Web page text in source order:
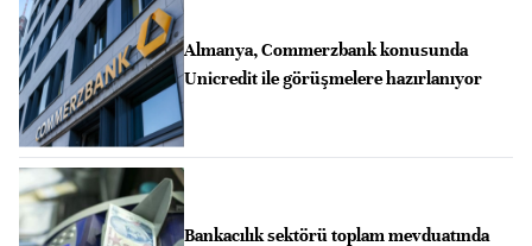
Almanya, Commerzbank konusunda
Unicredit ile görüşmelere hazırlanıyor
Bankacılık sektörü toplam mevduatında